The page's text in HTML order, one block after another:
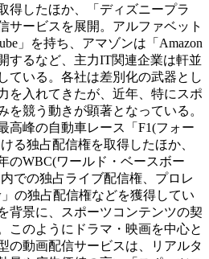
得したほか、「ディズニープラ
サービスを展開。アルファベット
」を持ち、アマゾンは「Amazon
するなど、主力IT関連企業は軒並
ている。各社は差別化の武器とし
を入れてきたが、近年、特にスポ
を競う動きが顕著となっている。
高峰の自動車レース「F1(フォー
る独占配信権を取得したほか、
のWBC(ワールド・ベースボー
での独占ライブ配信権、プロレ
の独占配信権などを獲得してい
背景に、スポーツコンテンツの契
このようにドラマ・映画を中心と
の動画配信サービスは、リアルタ